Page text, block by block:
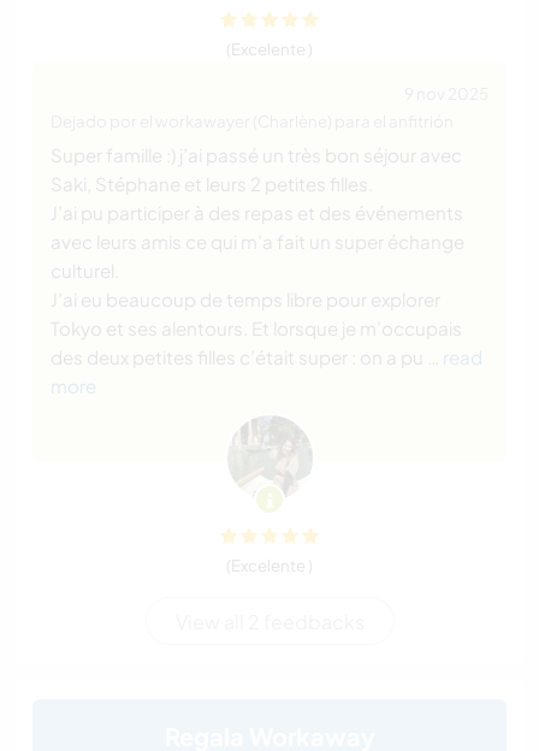
(Excelente )
Super famille :) j’ai passé un très bon séjour avec
Saki, Stéphane et leurs 2 petites filles.
J’ai pu participer à des repas et des événements
avec leurs amis ce qui m’a fait un super échange
culturel.
J’ai eu beaucoup de temps libre pour explorer
Tokyo et ses alentours. Et lorsque je m’occupais
des deux petites filles c’était super : on a pu
… read
more
(Excelente )